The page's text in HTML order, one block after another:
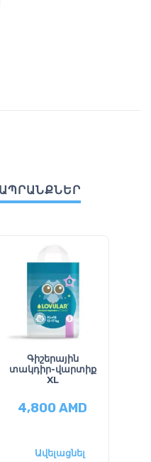
Գիշերային
տակդիր-վարտիք
XL
4,800AMD
Ավելացնել